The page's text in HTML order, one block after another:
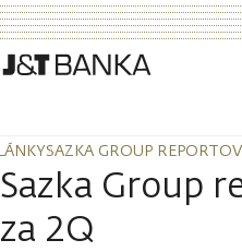
SAZKA GROUP
SAZKA GROUP
Sazka Group
za 2Q